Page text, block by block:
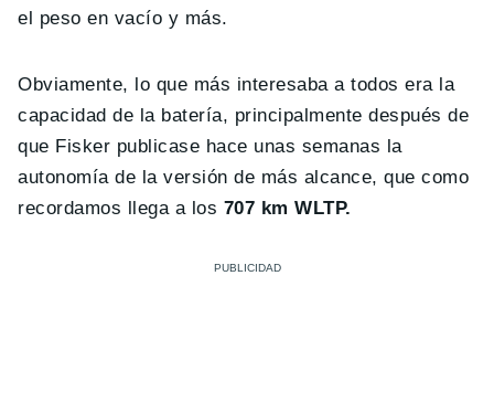
el peso en vacío y más.
Obviamente, lo que más interesaba a todos era la
capacidad de la batería, principalmente después de
que Fisker publicase hace unas semanas la
autonomía de la versión de más alcance, que como
recordamos llega a los 707 km WLTP.